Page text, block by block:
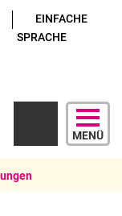
EINFACHE
SPRACHE
MENÜ